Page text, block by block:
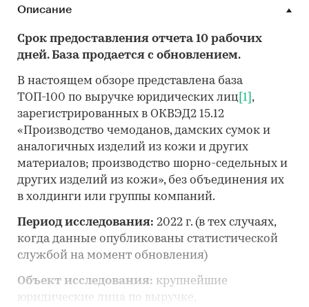
Описание
Срок предоставления отчета 10 рабочих
дней. База продается с обновлением.
В настоящем обзоре представлена база
ТОП-100 по выручке юридических лиц [1] ,
зарегистрированных в ОКВЭД2 15.12
«Производство чемоданов, дамских сумок и
аналогичных изделий из кожи и других
материалов; производство шорно-седельных и
других изделий из кожи», без объединения их
в холдинги или группы компаний.
Период исследования: 2022 г. (в тех случаях,
когда данные опубликованы статистической
службой на момент обновления)
Объект исследования: крупнейшие
юридические лица по выручке,